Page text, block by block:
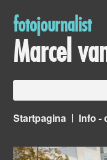
fotojournalist
Marcel
Startpagina Info -